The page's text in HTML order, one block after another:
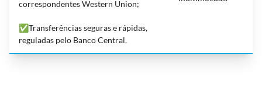
correspondentes Western Union;
✅Transferências seguras e rápidas,
reguladas pelo Banco Central.